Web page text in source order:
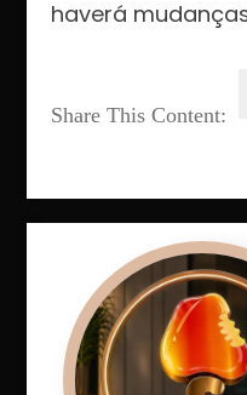
haverá
Share This Content: